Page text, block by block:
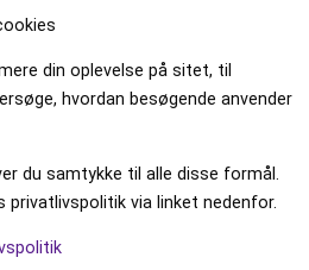
din oplevelse på sitet, til
hvordan besøgende anvender
du samtykke til alle disse formål.
privatlivspolitik via linket nedenfor.